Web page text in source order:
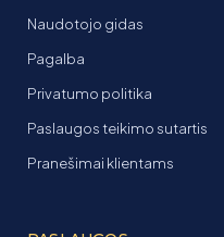
Naudotojo gidas
Pagalba
Privatumo politika
Paslaugos teikimo sutartis
Pranešimai klientams